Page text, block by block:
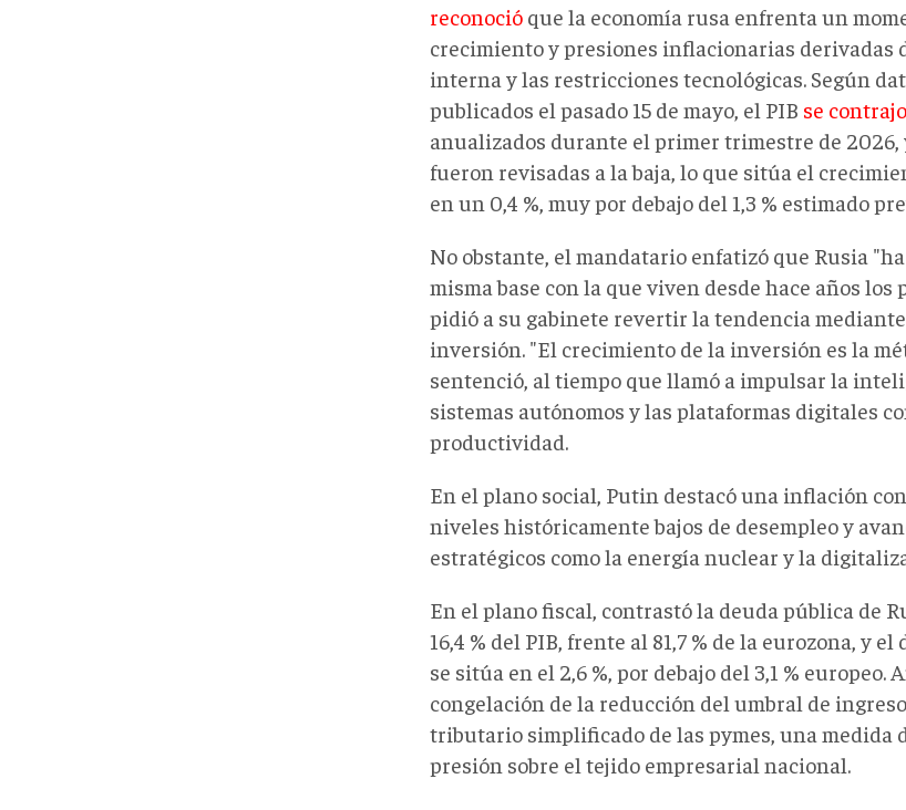
reconoció que la economía rusa enfrenta un
crecimiento y presiones inflacionarias derivadas
interna y las restricciones tecnológicas. Según
publicados el pasado 15 de mayo, el PIB se contrajo
anualizados durante el primer trimestre de 2026,
fueron revisadas a la baja, lo que sitúa el
en un 0,4 %, muy por debajo del 1,3 % estimado
No obstante, el mandatario enfatizó que Rusia
misma base con la que viven desde hace años los
pidió a su gabinete revertir la tendencia
inversión. "El crecimiento de la inversión es la
sentenció, al tiempo que llamó a impulsar la
sistemas autónomos y las plataformas digitales
productividad.
En el plano social, Putin destacó una inflación
niveles históricamente bajos de desempleo y
estratégicos como la energía nuclear y la
En el plano fiscal, contrastó la deuda pública de
16,4 % del PIB, frente al 81,7 % de la eurozona, y
se sitúa en el 2,6 %, por debajo del 3,1 % europeo.
congelación de la reducción del umbral de
tributario simplificado de las pymes, una medida
presión sobre el tejido empresarial nacional.